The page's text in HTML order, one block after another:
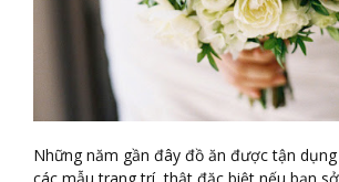
Những năm gần đây đồ ăn được tận